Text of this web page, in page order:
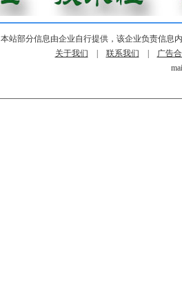
本站部分信息由企业自行提供，该企业负责信息
关于我们
联系我们
广告